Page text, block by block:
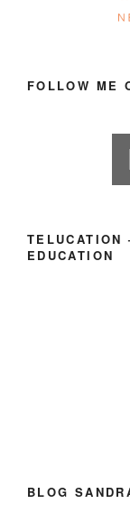
FOLLOW ME
TELUCATION
EDUCATION
BLOG